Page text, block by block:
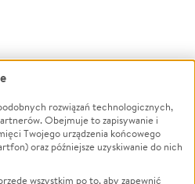
Powódź
Wichura
NGO
rozwiązań technologicznych,
Obejmuje to zapisywanie i
Twojego urządzenia końcowego
oraz późniejsze uzyskiwanie do nich
wszystkim po to, aby zapewnić